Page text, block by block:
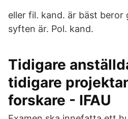
eller fil. kand. är bäst beror
syften är. Pol. kand.
Tidigare
tidigare
forskare - IFAU